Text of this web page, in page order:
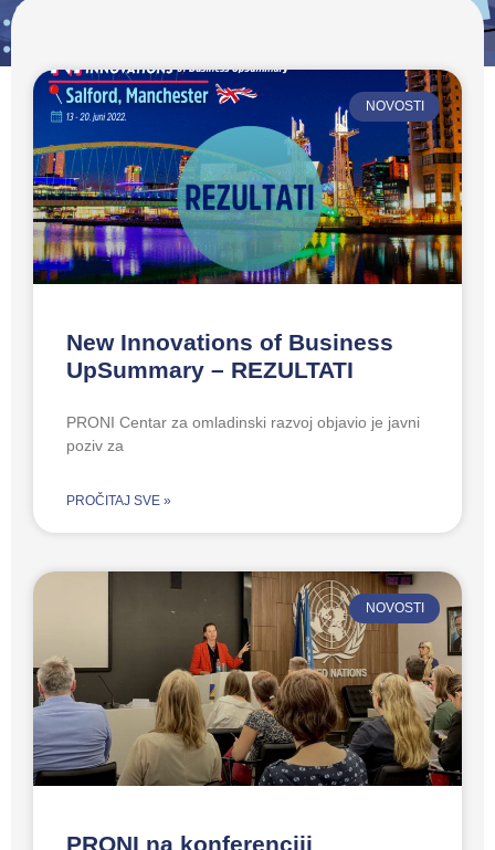
NOVOSTI
New Innovations of Business
UpSummary – REZULTATI
PRONI Centar za omladinski razvoj objavio je javni
poziv za
PROČITAJ SVE »
NOVOSTI
PRONI na konferenciji